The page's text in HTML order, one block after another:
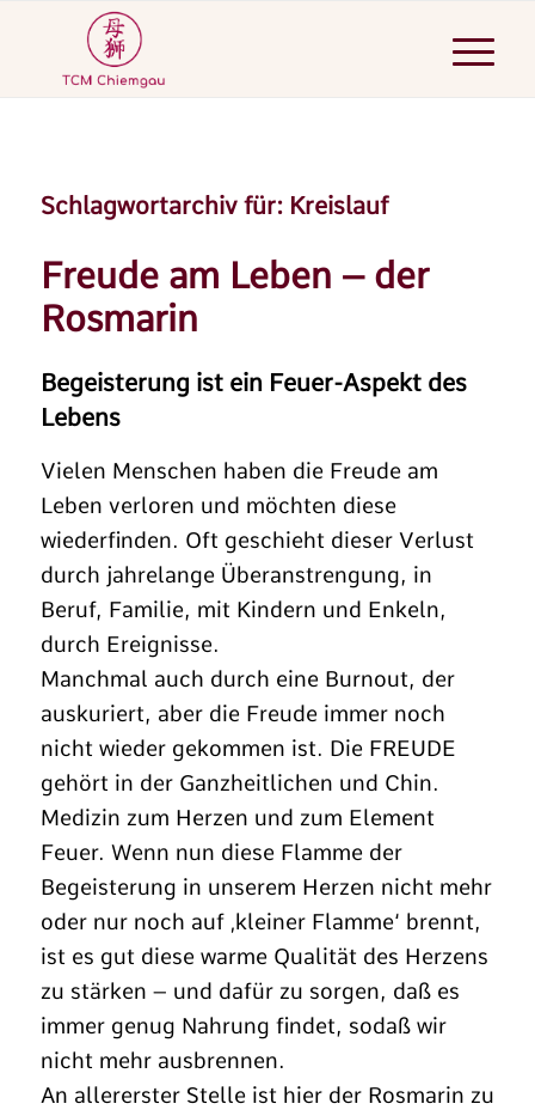
Schlagwortarchiv für: Kreislauf
Freude am Leben – der
Rosmarin
Begeisterung ist ein Feuer-Aspekt des
Lebens
Vielen Menschen haben die Freude am
Leben verloren und möchten diese
wiederfinden. Oft geschieht dieser Verlust
durch jahrelange Überanstrengung, in
Beruf, Familie, mit Kindern und Enkeln,
durch Ereignisse.
Manchmal auch durch eine Burnout, der
auskuriert, aber die Freude immer noch
nicht wieder gekommen ist. Die FREUDE
gehört in der Ganzheitlichen und Chin.
Medizin zum Herzen und zum Element
Feuer. Wenn nun diese Flamme der
Begeisterung in unserem Herzen nicht mehr
oder nur noch auf ‚kleiner Flamme‘ brennt,
ist es gut diese warme Qualität des Herzens
zu stärken – und dafür zu sorgen, daß es
immer genug Nahrung findet, sodaß wir
nicht mehr ausbrennen.
An allererster Stelle ist hier der Rosmarin zu